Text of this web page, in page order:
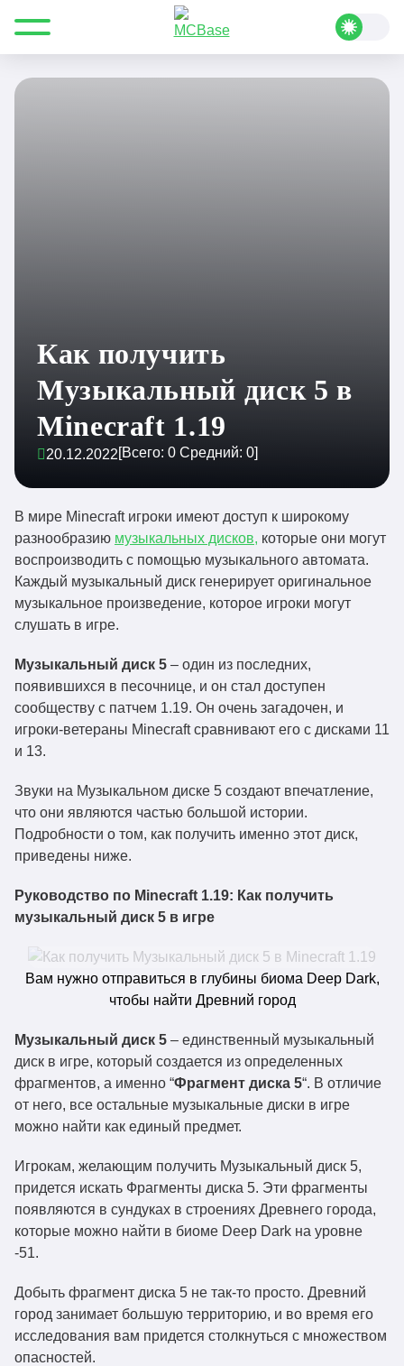
Все для Minecraft
Полезные статьи
Как получить Музыкальный диск 5 в Minecraft 1.19
Как получить
Музыкальный диск 5 в
Minecraft 1.19
20.12.2022[Всего: 0 Средний: 0]
В мире Minecraft игроки имеют доступ к широкому
разнообразию музыкальных дисков, которые они могут
воспроизводить с помощью музыкального автомата.
Каждый музыкальный диск генерирует оригинальное
музыкальное произведение, которое игроки могут
слушать в игре.
Музыкальный диск 5 – один из последних,
появившихся в песочнице, и он стал доступен
сообществу с патчем 1.19. Он очень загадочен, и
игроки-ветераны Minecraft сравнивают его с дисками 11
и 13.
Звуки на Музыкальном диске 5 создают впечатление,
что они являются частью большой истории.
Подробности о том, как получить именно этот диск,
приведены ниже.
Руководство по Minecraft 1.19: Как получить
музыкальный диск 5 в игре
Вам нужно отправиться в глубины биома Deep Dark,
чтобы найти Древний город
Музыкальный диск 5 – единственный музыкальный
диск в игре, который создается из определенных
фрагментов, а именно “Фрагмент диска 5“. В отличие
от него, все остальные музыкальные диски в игре
можно найти как единый предмет.
Игрокам, желающим получить Музыкальный диск 5,
придется искать Фрагменты диска 5. Эти фрагменты
появляются в сундуках в строениях Древнего города,
которые можно найти в биоме Deep Dark на уровне
-51.
Добыть фрагмент диска 5 не так-то просто. Древний
город занимает большую территорию, и во время его
исследования вам придется столкнуться с множеством
опасностей.